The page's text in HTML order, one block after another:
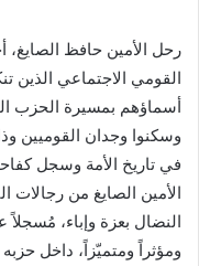
رحل الأمين حافظ الصايغ،
القومي الاجتماعي الذين
أسماؤهم بمسيرة الحزب
وسكنوا وجدان القوميين
في تاريخ الأمة وسجل
الأمين الصايغ من رجالات
النضال بعزة وإباء، مُسجلاً
ومؤثراً ومتميّزاً، داخل